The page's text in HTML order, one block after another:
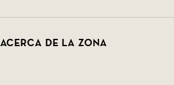
Acerca de la zona